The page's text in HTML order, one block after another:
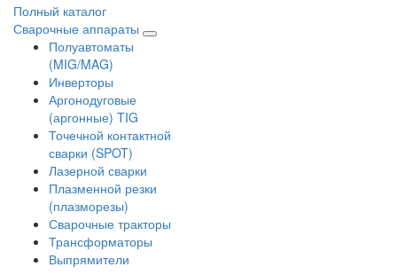
Полный каталог
Сварочные аппараты
Полуавтоматы
(MIG/MAG)
Инверторы
Аргонодуговые
(аргонные) TIG
Точечной контактной
сварки (SPOT)
Лазерной сварки
Плазменной резки
(плазморезы)
Сварочные тракторы
Трансформаторы
Выпрямители